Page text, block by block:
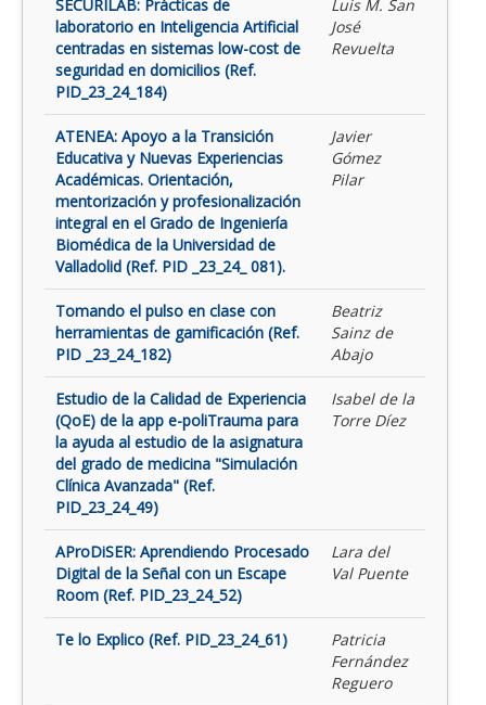
SECURILAB: Prácticas de
laboratorio en Inteligencia Artificial
centradas en sistemas low-cost de
seguridad en domicilios (Ref.
PID_23_24_184)
Luis M. San
José
Revuelta
ATENEA: Apoyo a la Transición
Educativa y Nuevas Experiencias
Académicas. Orientación,
mentorización y profesionalización
integral en el Grado de Ingeniería
Biomédica de la Universidad de
Valladolid (Ref. PID _23_24_ 081).
Javier
Gómez
Pilar
Tomando el pulso en clase con
herramientas de gamificación (Ref.
PID _23_24_182)
Beatriz
Sainz de
Abajo
Estudio de la Calidad de Experiencia
(QoE) de la app e-poliTrauma para
la ayuda al estudio de la asignatura
del grado de medicina "Simulación
Clínica Avanzada" (Ref.
PID_23_24_49)
Isabel de la
Torre Díez
AProDiSER: Aprendiendo Procesado
Digital de la Señal con un Escape
Room (Ref. PID_23_24_52)
Lara del
Val Puente
Te lo Explico (Ref. PID_23_24_61)
Patricia
Fernández
Reguero